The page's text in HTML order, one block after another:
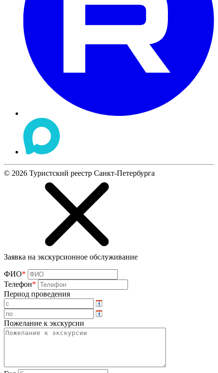
© 2026 Туристский реестр Санкт-Петербурга
Заявка на экскурсионное обслуживание
ФИО*
Телефон*
Период проведения
Пожелание к экскурсии